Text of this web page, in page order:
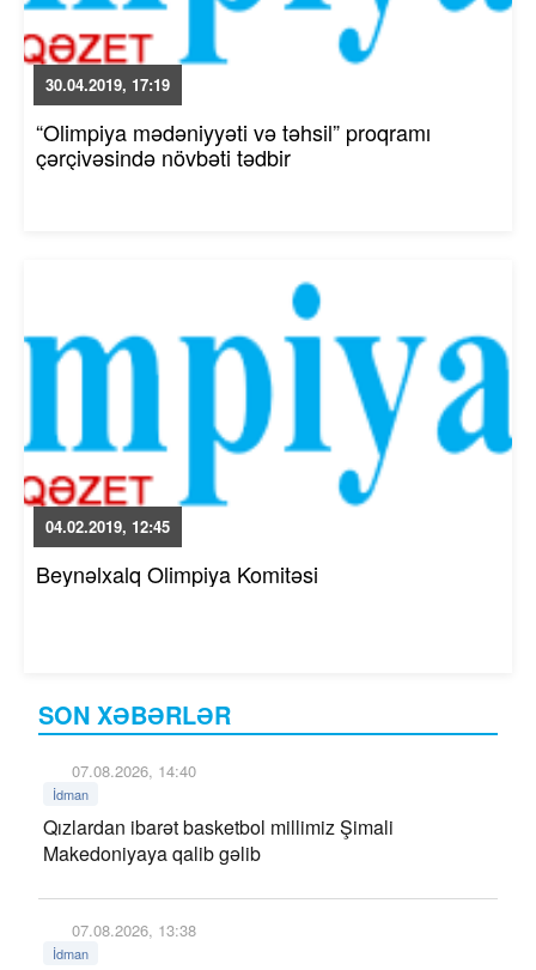
SON XƏBƏRLƏR
07.08.2026, 14:40
İdman
Qızlardan ibarət basketbol millimiz Şimali
Makedoniyaya qalib gəlib
07.08.2026, 13:38
İdman
30.04.2019, 17:19
“Olimpiya mədəniyyəti və təhsil” proqramı
çərçivəsində növbəti tədbir
04.02.2019, 12:45
Beynəlxalq Olimpiya Komitəsi